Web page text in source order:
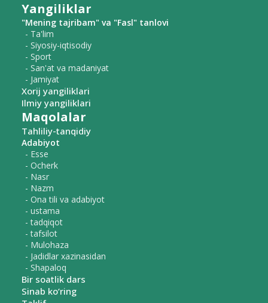
Yangiliklar
"Mening tajribam" va "Fasl" tanlovi
- Ta'lim
- Siyosiy-iqtisodiy
- Sport
- San'at va madaniyat
- Jamiyat
Xorij yangiliklari
Ilmiy yangiliklari
Maqolalar
Tahliliy-tanqidiy
Adabiyot
- Esse
- Ocherk
- Nasr
- Nazm
- Ona tili va adabiyot
- ustama
- tadqiqot
- tafsilot
- Mulohaza
- Jadidlar xazinasidan
- Shapaloq
Bir soatlik dars
Sinab ko‘ring